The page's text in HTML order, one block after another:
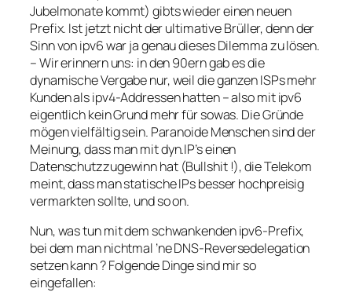
Jubelmonate kommt) gibts wieder einen neuen
Prefix. Ist jetzt nicht der ultimative Brüller, denn der
Sinn von ipv6 war ja genau dieses Dilemma zu lösen.
– Wir erinnern uns: in den 90ern gab es die
dynamische Vergabe nur, weil die ganzen ISPs mehr
Kunden als ipv4-Addressen hatten – also mit ipv6
eigentlich kein Grund mehr für sowas. Die Gründe
mögen vielfältig sein. Paranoide Menschen sind der
Meinung, dass man mit dyn.IP’s einen
Datenschutzzugewinn hat (Bullshit !), die Telekom
meint, dass man statische IPs besser hochpreisig
vermarkten sollte, und so on.
Nun, was tun mit dem schwankenden ipv6-Prefix,
bei dem man nichtmal ’ne DNS-Reversedelegation
setzen kann ? Folgende Dinge sind mir so
eingefallen: